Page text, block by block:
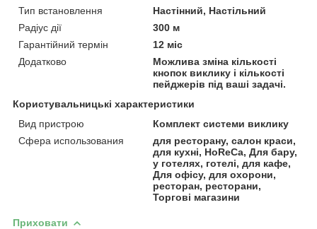
Тип встановлення
Настінний, Настільний
Радіус дії
300 м
Гарантійний термін
12 міс
Додатково
Можлива зміна кількості
кнопок виклику і кількості
пейджерів під ваші задачі.
Користувальницькі характеристики
Вид пристрою
Комплект системи виклику
Сфера использования
для ресторану, салон краси,
для кухні, HoReCa, Для бару,
у готелях, готелі, для кафе,
Для офісу, для охорони,
ресторан, ресторани,
Торгові магазини
Приховати